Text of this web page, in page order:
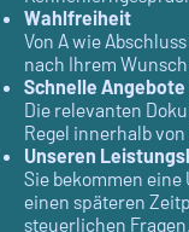
Wahlfreiheit
Von A wie
nach Ihrem
Schnelle
Die relevanten
Regel innerhalb
Unseren
Sie bekommen
einen späteren
steuerlichen Fragen.